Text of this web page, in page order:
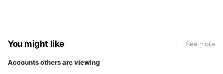
You might like See more
Accounts others are viewing